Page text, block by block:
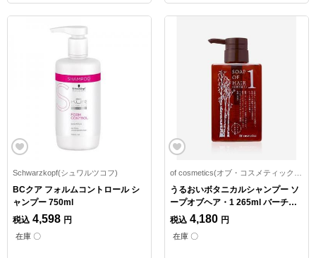
Schwarzkopf(シュワルツコフ)
BCクア フォルムコントロール シ
ャンプー 750ml
税込 4,598 円
在庫 〇
うるおいボタニカルシャンプー ソ
ープオブヘア・1 265ml バーチ
（白樺）の香り
税込 4,180 円
在庫 〇